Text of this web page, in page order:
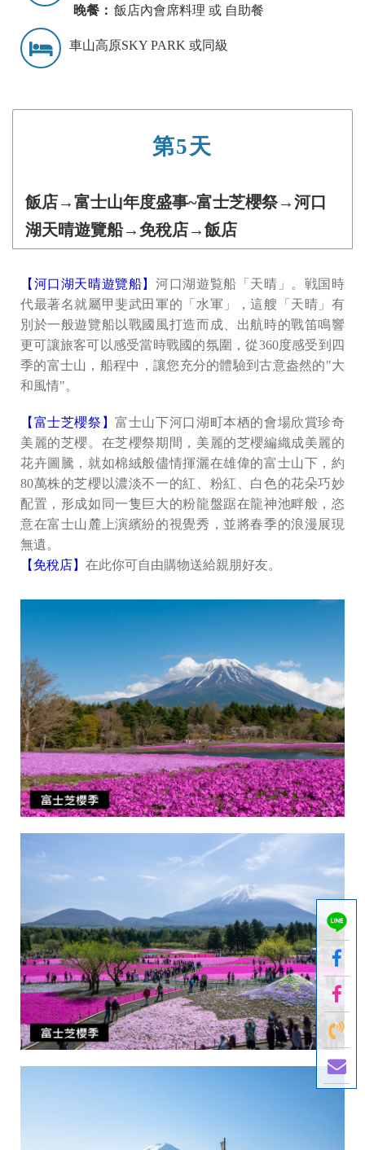
晚餐： 飯店內會席料理 或 自助餐
車山高原SKY PARK 或同級
第5天
飯店→富士山年度盛事~富士芝櫻祭→河口
湖天晴遊覽船→免稅店→飯店
【河口湖天晴遊覽船】河口湖遊覧船「天晴」。戦国時
代最著名就屬甲斐武田軍的「水軍」，這艘「天晴」有
別於一般遊覽船以戰國風打造而成、出航時的戰笛鳴響
更可讓旅客可以感受當時戰國的氛圍，從360度感受到四
季的富士山，船程中，讓您充分的體驗到古意盎然的"大
和風情"。
【富士芝櫻祭】富士山下河口湖町本栖的會場欣賞珍奇
美麗的芝櫻。在芝櫻祭期間，美麗的芝櫻編織成美麗的
花卉圖騰，就如棉絨般儘情揮灑在雄偉的富士山下，約
80萬株的芝櫻以濃淡不一的紅、粉紅、白色的花朵巧妙
配置，形成如同一隻巨大的粉龍盤踞在龍神池畔般，恣
意在富士山麓上演繽紛的視覺秀，並將春季的浪漫展現
無遺。
【免稅店】 在此你可自由購物送給親朋好友。